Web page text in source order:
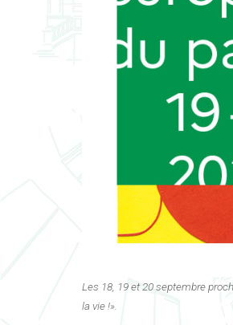
Les 18, 19 et 20 septembre
la vie !».